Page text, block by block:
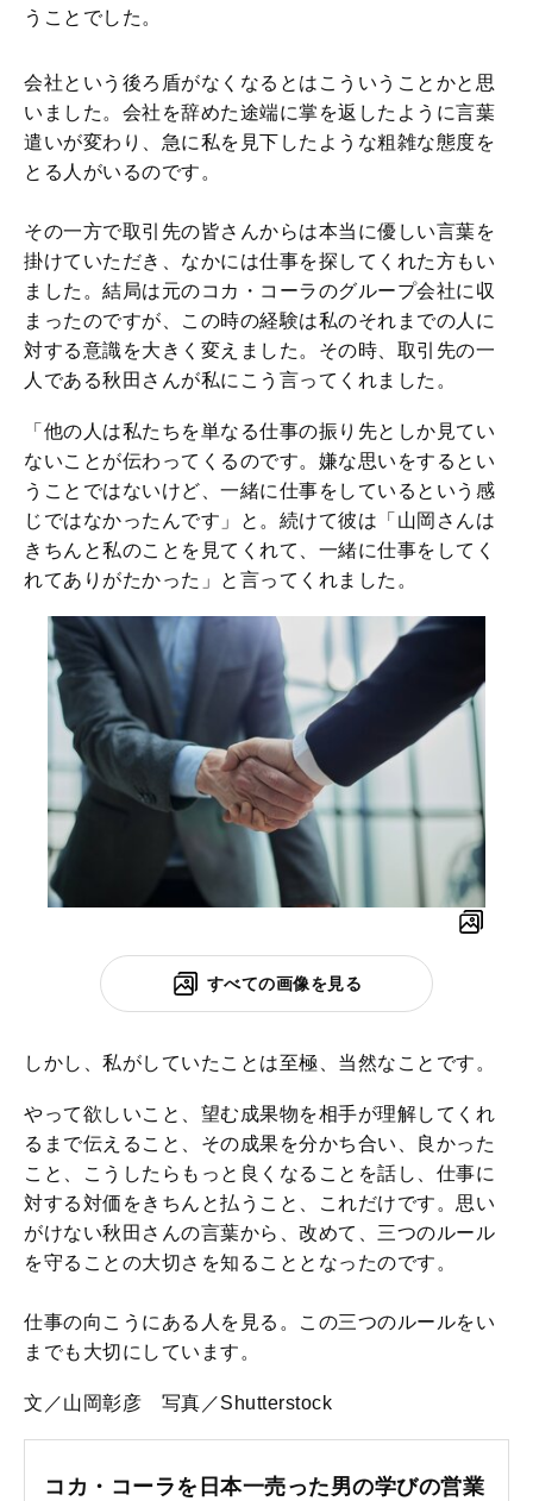
うことでした。
会社という後ろ盾がなくなるとはこういうことかと思
いました。会社を辞めた途端に掌を返したように言葉
遣いが変わり、急に私を見下したような粗雑な態度を
とる人がいるのです。
その一方で取引先の皆さんからは本当に優しい言葉を
掛けていただき、なかには仕事を探してくれた方もい
ました。結局は元のコカ・コーラのグループ会社に収
まったのですが、この時の経験は私のそれまでの人に
対する意識を大きく変えました。その時、取引先の一
人である秋田さんが私にこう言ってくれました。
「他の人は私たちを単なる仕事の振り先としか見てい
ないことが伝わってくるのです。嫌な思いをするとい
うことではないけど、一緒に仕事をしているという感
じではなかったんです」と。続けて彼は「山岡さんは
きちんと私のことを見てくれて、一緒に仕事をしてく
れてありがたかった」と言ってくれました。
すべての画像を見る
しかし、私がしていたことは至極、当然なことです。
やって欲しいこと、望む成果物を相手が理解してくれ
るまで伝えること、その成果を分かち合い、良かった
こと、こうしたらもっと良くなることを話し、仕事に
対する対価をきちんと払うこと、これだけです。思い
がけない秋田さんの言葉から、改めて、三つのルール
を守ることの大切さを知ることとなったのです。
仕事の向こうにある人を見る。この三つのルールをい
までも大切にしています。
文／山岡彰彦 写真／Shutterstock
コカ・コーラを日本一売った男の学びの営業